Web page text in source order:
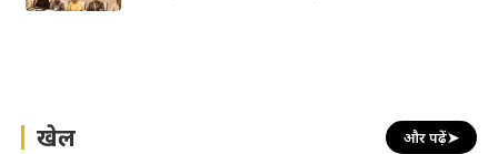
खेल और पढ़ें➤